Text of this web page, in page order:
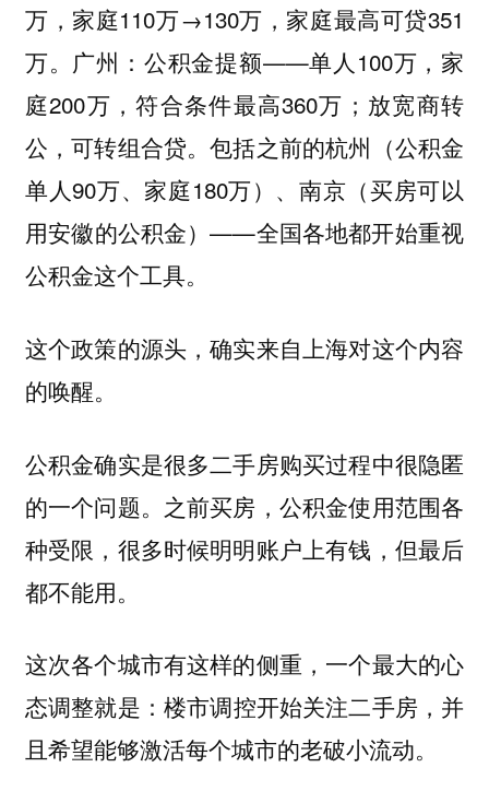
万，家庭110万→130万，家庭最高可贷351
万。 广州 ：公积金提额——单人100万，家
庭200万，符合条件最高360万；放宽商转
公，可转组合贷。包括之前的杭州（公积金
单人90万、家庭180万）、南京（买房可以
用安徽的公积金）——全国各地都开始重视
公积金这个工具。
这个政策的源头，确实来自上海对这个内容
的唤醒。
公积金确实是很多二手房购买过程中很隐匿
的一个问题。之前买房，公积金使用范围各
种受限，很多时候明明账户上有钱，但最后
都不能用。
这次各个城市有这样的侧重，一个最大的心
态调整就是： 楼市调控开始关注二手房，并
且希望能够激活每个城市的老破小流动。